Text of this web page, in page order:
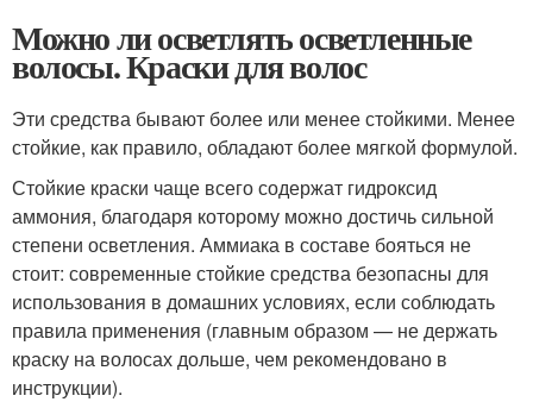
Можно ли осветлять осветленные
волосы. Краски для волос
Эти средства бывают более или менее стойкими. Менее
стойкие, как правило, обладают более мягкой формулой.
Стойкие краски чаще всего содержат гидроксид
аммония, благодаря которому можно достичь сильной
степени осветления. Аммиака в составе бояться не
стоит: современные стойкие средства безопасны для
использования в домашних условиях, если соблюдать
правила применения (главным образом — не держать
краску на волосах дольше, чем рекомендовано в
инструкции).